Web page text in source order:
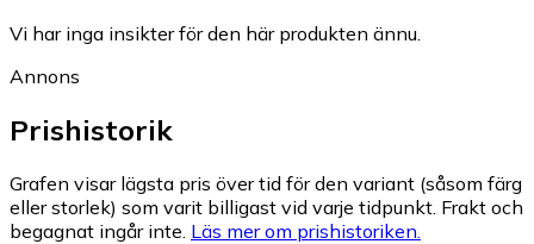
Vi har inga insikter för den här produkten ännu.
Annons
Prishistorik
Grafen visar lägsta pris över tid för den variant (såsom färg
eller storlek) som varit billigast vid varje tidpunkt. Frakt och
begagnat ingår inte. Läs mer om prishistoriken.